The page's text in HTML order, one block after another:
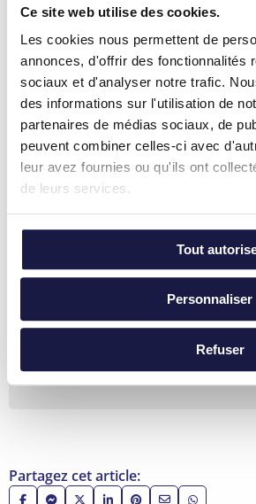
Ce site web utilise des cookies.
Les cookies nous permettent de
annonces, d'offrir des fonctionnalités
sociaux et d'analyser notre trafic.
des informations sur l'utilisation de
partenaires de médias sociaux, de
peuvent combiner celles-ci avec
leur avez fournies ou qu'ils ont
de leurs services.
Tout
Personnaliser
Refuser
document d’orientation.
Soyez conscient de ces pièges en
manager. Prenez le temps d’établir
facilitaire et testez-la au sein de
cette façon, un plan facilitaire
mis en place offrira une plus-value
organisation.
Source :
centrumfacilitair.nl/basiskennis/
Envie d’en savoir plus ?
Vous souhaitez vous
professionnel du facility
notre formation pratique ‘
de A à Z‘ !
Partagez cet article: